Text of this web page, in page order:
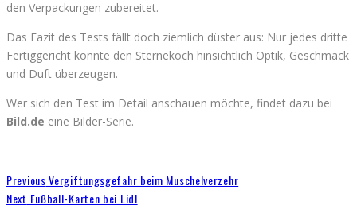
den Verpackungen zubereitet.
Das Fazit des Tests fällt doch ziemlich düster aus: Nur jedes dritte
Fertiggericht konnte den Sternekoch hinsichtlich Optik, Geschmack
und Duft überzeugen.
Wer sich den Test im Detail anschauen möchte, findet dazu bei
Bild.de eine Bilder-Serie.
PreviousVergiftungsgefahr beim Muschelverzehr
Next Fußball-Karten bei Lidl